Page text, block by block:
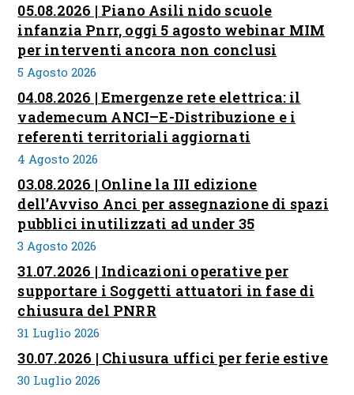
05.08.2026 | Piano Asili nido scuole
infanzia Pnrr, oggi 5 agosto webinar MIM
per interventi ancora non conclusi
5 Agosto 2026
04.08.2026 | Emergenze rete elettrica: il
vademecum ANCI–E-Distribuzione e i
referenti territoriali aggiornati
4 Agosto 2026
03.08.2026 | Online la III edizione
dell’Avviso Anci per assegnazione di spazi
pubblici inutilizzati ad under 35
3 Agosto 2026
31.07.2026 | Indicazioni operative per
supportare i Soggetti attuatori in fase di
chiusura del PNRR
31 Luglio 2026
30.07.2026 | Chiusura uffici per ferie estive
30 Luglio 2026